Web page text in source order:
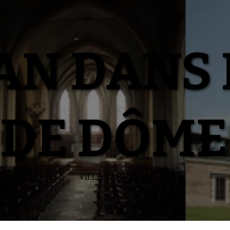
DANS
DE DÔME
VILLE-RANDAN.FR